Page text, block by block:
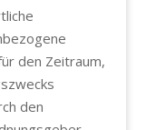
den Zeitraum,
den